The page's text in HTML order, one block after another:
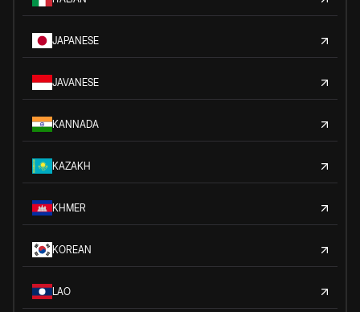
JAPANESE
JAVANESE
KANNADA
KAZAKH
KHMER
KOREAN
LAO